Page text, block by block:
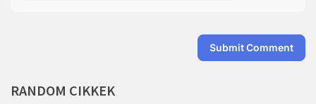
Submit Comment
RANDOM CIKKEK